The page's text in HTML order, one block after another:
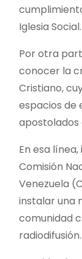
Iglesia Social.
Por otra
conocer la
Cristiano,
espacios de
apostolados
En esa
Comisión
Venezuela
instalar una
comunidad
radiodifusión.